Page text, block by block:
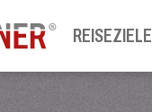
REISEZIELE